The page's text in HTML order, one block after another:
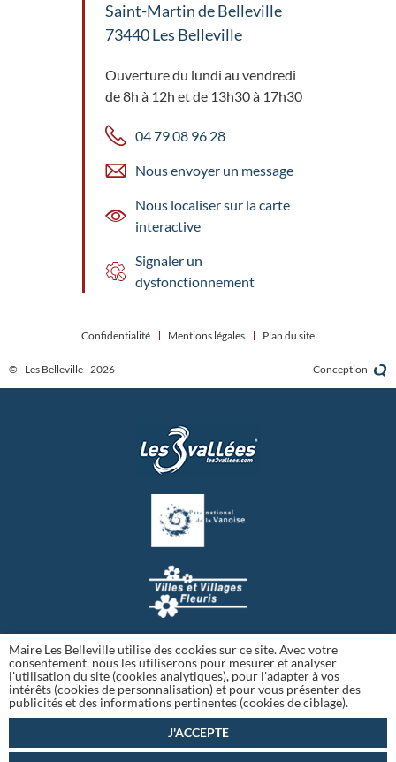
Saint-Martin de Belleville
73440 Les Belleville
Ouverture du lundi au vendredi
de 8h à 12h et de 13h30 à 17h30
04 79 08 96 28
Nous envoyer un message
Nous localiser sur la carte
interactive
Signaler un
dysfonctionnement
© - Les Belleville - 2026
Confidentialité Mentions légales Plan du site
Conception
Maire Les Belleville utilise des cookies sur ce site. Avec votre
consentement, nous les utiliserons pour mesurer et analyser
l'utilisation du site (cookies analytiques), pour l'adapter à vos
intérêts (cookies de personnalisation) et pour vous présenter des
publicités et des informations pertinentes (cookies de ciblage).
J'ACCEPTE